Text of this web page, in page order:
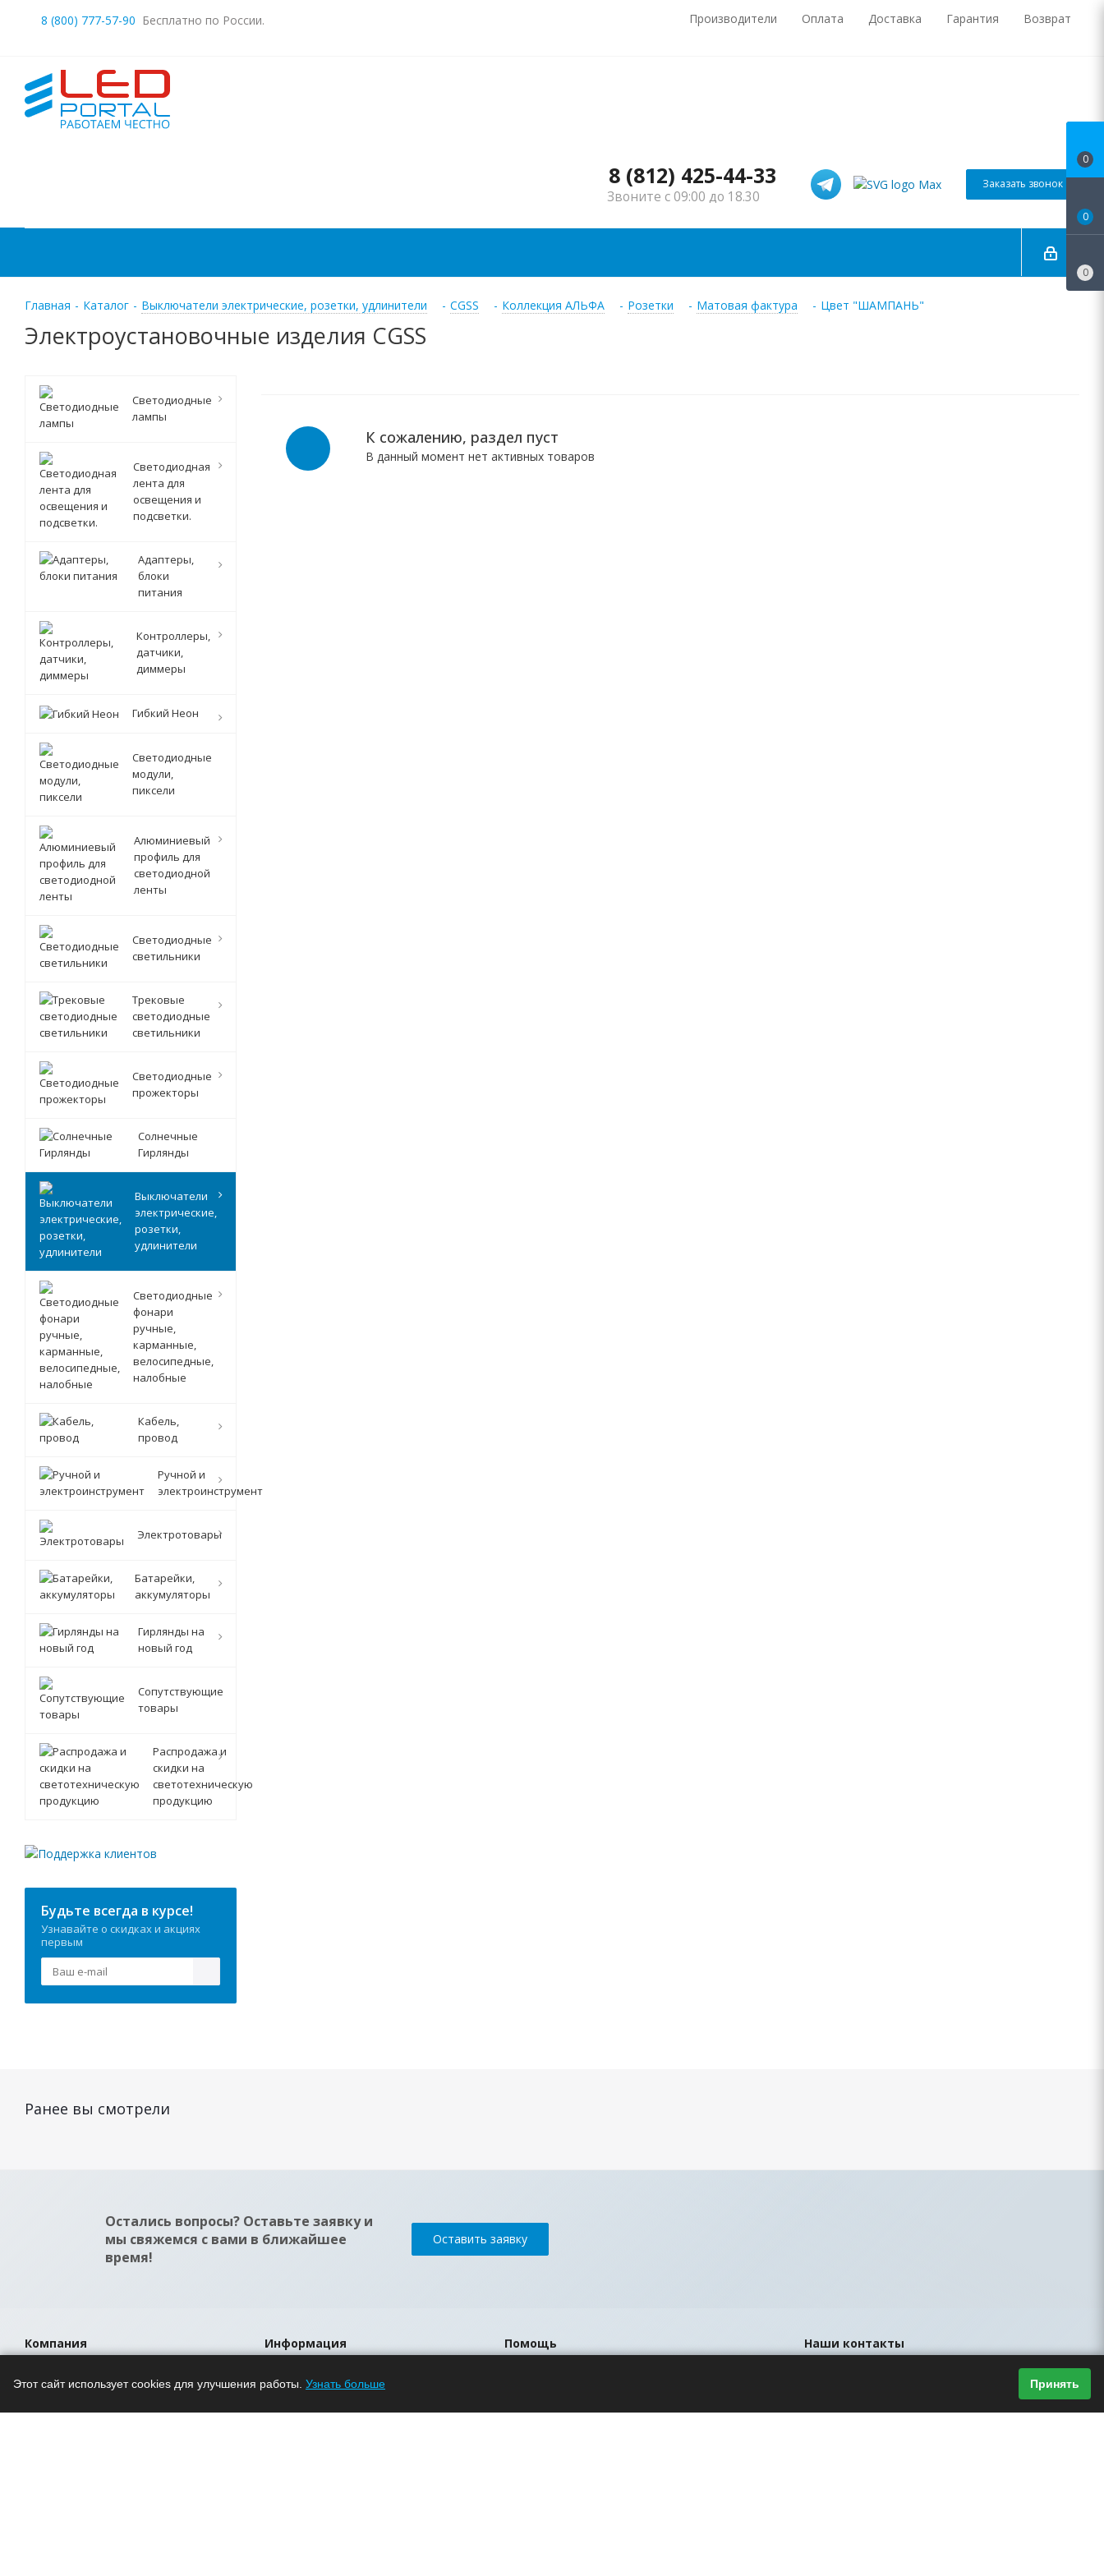
8 (800) 777-57-90 Бесплатно по России. Производители Оплата Доставка Гарантия Возврат
8 (812) 425-44-33
Звоните с 09:00 до 18.30
Заказать звонок
Главная - Каталог - Выключатели электрические, розетки, удлинители - CGSS - Коллекция АЛЬФА - Розетки - Матовая фактура - Цвет "ШАМПАНЬ"
Электроустановочные изделия CGSS
К сожалению, раздел пуст
В данный момент нет активных товаров
Светодиодные
лампы
Светодиодная
лента для
освещения и
подсветки.
Адаптеры,
блоки
питания
Контроллеры,
датчики,
диммеры
Гибкий Неон
Светодиодные
модули,
пиксели
Алюминиевый
профиль для
светодиодной
ленты
Светодиодные
светильники
Трековые
светодиодные
светильники
Светодиодные
прожекторы
Солнечные
Гирлянды
Выключатели
электрические,
розетки,
удлинители
Светодиодные
фонари
ручные,
карманные,
велосипедные,
налобные
Кабель,
провод
Ручной и
электроинструмент
Электротовары
Батарейки,
аккумуляторы
Гирлянды на
новый год
Сопутствующие
товары
Распродажа и
скидки на
светотехническую
продукцию
Будьте всегда в курсе!
Узнавайте о скидках и акциях
первым
Ранее вы смотрели
Остались вопросы? Оставьте заявку и
мы свяжемся с вами в ближайшее
время!
Оставить заявку
Компания
О компании
Информация
Помощь
Помощь Наши контакты
sales@led-portal.ru
0
0
0
Этот сайт использует cookies для улучшения работы. Узнать больше Принять